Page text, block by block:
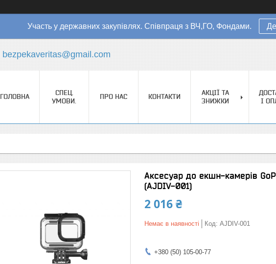
Участь у державних закупівлях. Співпраця з ВЧ,ГО, Фондами.
bezpekaveritas@gmail.com
ГОЛОВНА
СПЕЦ.
УМОВИ.
ПРО НАС КОНТАКТИ
АКЦІЇ ТА
ЗНИЖКИ
І
Аксесуар до екшн-камерів
(AJDIV-001)
2 016 ₴
Немає в наявності Код: AJDIV-001
+380 (50) 105-00-77